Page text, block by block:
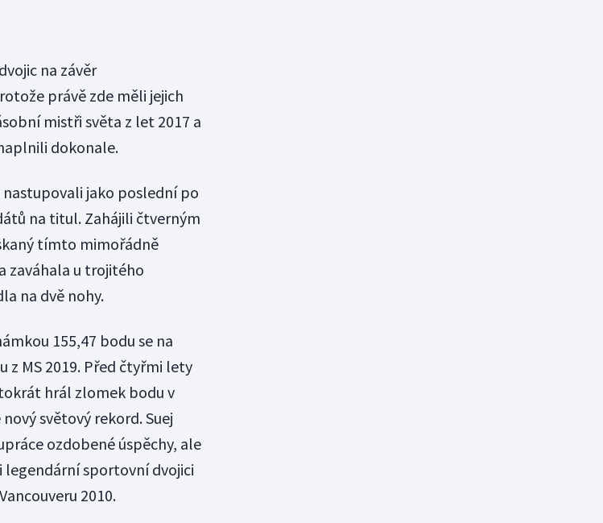
na závěr
právě zde měli jejich
mistři světa z let 2017 a
dokonale.
jako poslední po
na titul. Zahájili čtverným
tímto mimořádně
zaváhala u trojitého
na dvě nohy.
155,47 bodu se na
MS 2019. Před čtyřmi lety
hrál zlomek bodu v
světový rekord. Suej
ozdobené úspěchy, ale
sportovní dvojici
2010.